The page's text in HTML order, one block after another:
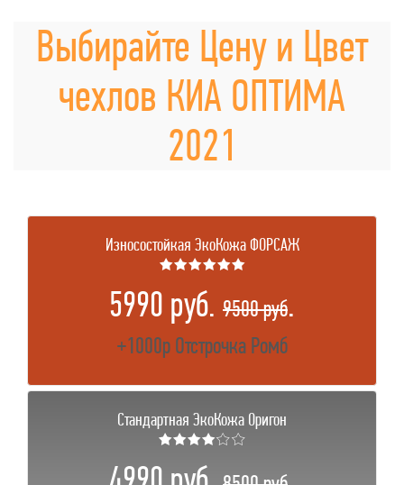
Выбирайте Цену и Цвет
чехлов КИА ОПТИМА
2021
Износостойкая ЭкоКожа ФОРСАЖ
★★★★★★
5990 руб. 9500 руб.
+1000р Отстрочка Ромб
Стандартная ЭкоКожа Оригон
★★★★☆☆